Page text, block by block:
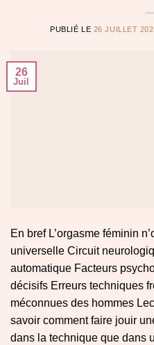
PUBLIÉ LE 26 JUILLET
26
Juil
En bref L’orgasme féminin
universelle Circuit
automatique Facteurs
décisifs Erreurs techniques
méconnues des hommes
savoir comment faire jouir
dans la technique que dans